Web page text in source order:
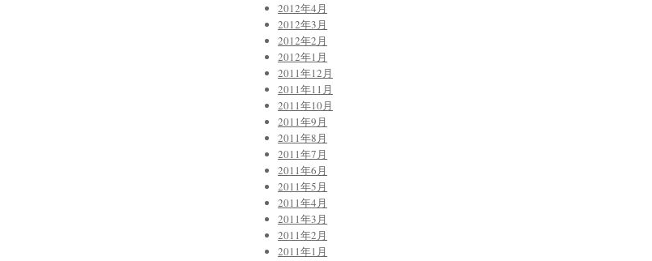
2012年4月
2012年3月
2012年2月
2012年1月
2011年12月
2011年11月
2011年10月
2011年9月
2011年8月
2011年7月
2011年6月
2011年5月
2011年4月
2011年3月
2011年2月
2011年1月